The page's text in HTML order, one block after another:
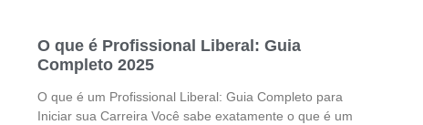
O que é Profissional Liberal: Guia
Completo 2025
O que é um Profissional Liberal: Guia Completo para
Iniciar sua Carreira Você sabe exatamente o que é um